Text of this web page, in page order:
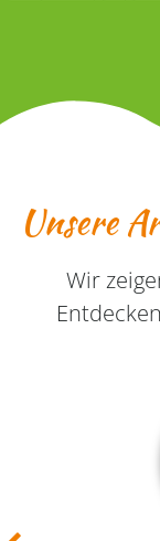
Unsere
Wir